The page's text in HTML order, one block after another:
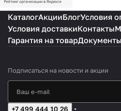
КаталогАкцииБлогУсловия
Условия доставкиКонтакты
Гарантия на товарДокументы
Подписаться на новости и акции
+7 499 444 10 26